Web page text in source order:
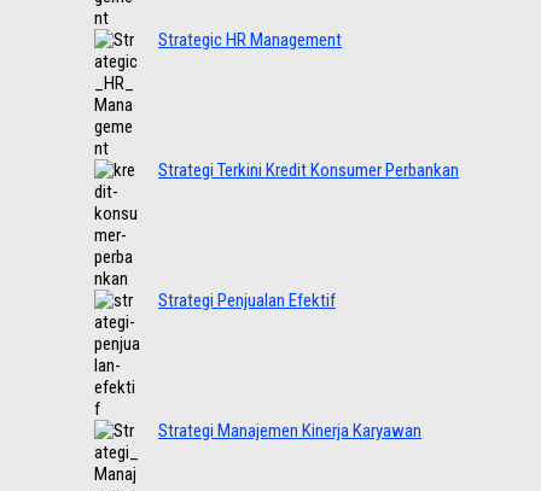
Strategic HR Management
Strategi Terkini Kredit Konsumer Perbankan
Strategi Penjualan Efektif
Strategi Manajemen Kinerja Karyawan